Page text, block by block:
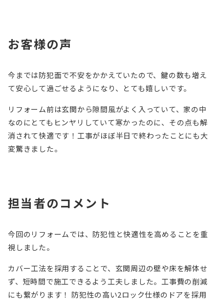
お客様の声
今までは防犯面で不安をかかえていたので、鍵の数も増え
て安心して過ごせるようになり、とても嬉しいです。
リフォーム前は玄関から隙間風がよく入っていて、家の中
なのにとてもヒンヤリしていて寒かったのに、その点も解
消されて快適です！工事がほぼ半日で終わったことにも大
変驚きました。
担当者のコメント
今回のリフォームでは、防犯性と快適性を高めることを重
視しました。
カバー工法を採用することで、玄関周辺の壁や床を解体せ
ず、短時間で施工できるよう工夫しました。工事費の削減
にも繋がります！ 防犯性の高い2ロック仕様のドアを採用